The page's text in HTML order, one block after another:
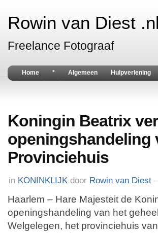
Rowin van Diest .nl
Freelance Fotograaf
Home * Algemeen Hulpverlening
Koningin Beatrix
openingshandeling
Provinciehuis
in KONINKLIJK door Rowin van Diest
Haarlem – Hare Majesteit de
openingshandeling van het
Welgelegen, het provinciehuis